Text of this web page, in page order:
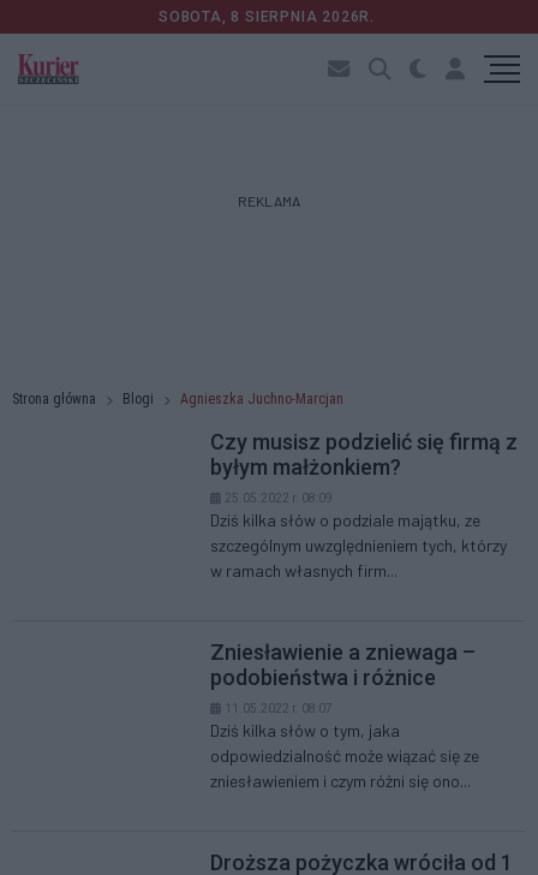
SOBOTA, 8 SIERPNIA 2026R.
REKLAMA
Strona główna Blogi Agnieszka Juchno-Marcjan
Czy musisz podzielić się firmą z
byłym małżonkiem?
25.05.2022 r. 08:09
Dziś kilka słów o podziale majątku, ze
szczególnym uwzględnieniem tych, którzy
w ramach własnych firm...
Zniesławienie a zniewaga –
podobieństwa i różnice
11.05.2022 r. 08:07
Dziś kilka słów o tym, jaka
odpowiedzialność może wiązać się ze
zniesławieniem i czym różni się ono...
Droższa pożyczka wróciła od 1